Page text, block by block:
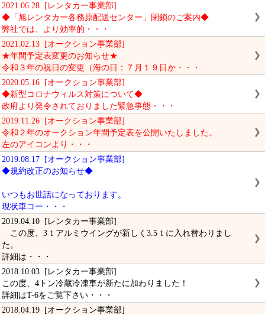
2021.06.28 [レンタカー事業部]
◆「旭レンタカー各務原配送センター」閉鎖のご案内◆
弊社では、より効率的・・・
2021.02.13 [オークション事業部]
★年間予定表変更のお知らせ★
令和３年の祝日の変更（海の日：７月１９日か・・・
2020.05.16 [オークション事業部]
◆新型コロナウィルス対策について◆
政府より発令されておりました緊急事態・・・
2019.11.26 [オークション事業部]
令和２年のオークション年間予定表を公開いたしました。
左のアイコンより・・・
2019.08.17 [オークション事業部]
◆規約改正のお知らせ◆
いつもお世話になっております。
現状車コー・・・
2019.04.10 [レンタカー事業部]
この度、3ｔアルミウイングが新しく3.5ｔに入れ替わりまし
た。
詳細は・・・
2018.10.03 [レンタカー事業部]
この度、4トン冷蔵冷凍車が新たに加わりました！
詳細はT-6をご覧下さい・・・
2018.04.19 [オークション事業部]